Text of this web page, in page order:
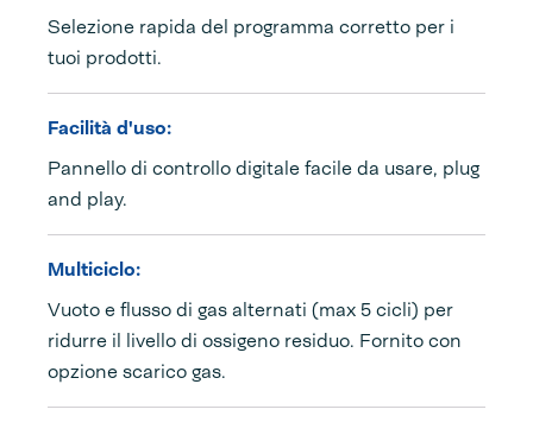
Selezione rapida del programma corretto per i
tuoi prodotti.
Facilità d'uso:
Pannello di controllo digitale facile da usare, plug
and play.
Multiciclo:
Vuoto e flusso di gas alternati (max 5 cicli) per
ridurre il livello di ossigeno residuo. Fornito con
opzione scarico gas.